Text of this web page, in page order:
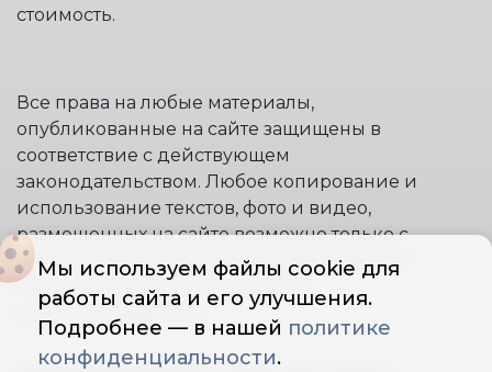
Мы используем файлы cookie для
работы сайта и его улучшения.
Подробнее — в нашей политике
конфиденциальности.
стоимость.
Все права на любые материалы,
опубликованные на сайте защищены в
соответствие с действующем
законодательством. Любое копирование и
использование текстов, фото и видео,
размещенных на сайте возможно только с
письменного согласия правообладателя и
только со ссылкой на источник:
www.stremyanki.com.